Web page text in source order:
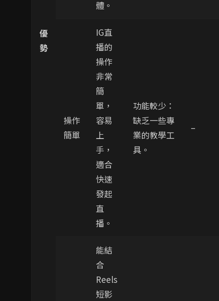
優
勢
體。
操作
簡單
IG直
播的
操作
非常
簡
單，
容易
上
手，
適合
快速
發起
直
播。
功能較少：
缺乏一些專
業的教學工
具。
–
能結
合
Reels
短影